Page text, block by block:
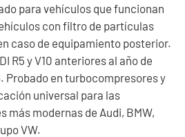
para vehículos que funcionan
con filtro de partículas
caso de equipamiento posterior.
R5 y V10 anteriores al año de
en turbocompresores y
universal para las
más modernas de Audi, BMW,
VW.